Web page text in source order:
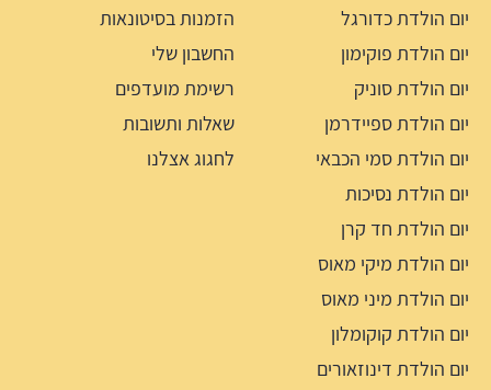
יום הולדת כדורגל
יום הולדת פוקימון
יום הולדת סוניק
יום הולדת ספיידרמן
יום הולדת סמי הכבאי
יום הולדת נסיכות
יום הולדת חד קרן
יום הולדת מיקי מאוס
יום הולדת מיני מאוס
יום הולדת קוקומלון
יום הולדת דינוזאורים
הזמנות בסיטונאות
החשבון שלי
רשימת מועדפים
שאלות ותשובות
לחגוג אצלנו